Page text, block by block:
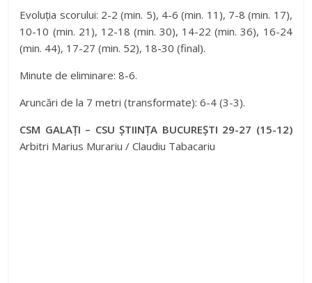
Evoluția scorului: 2-2 (min. 5), 4-6 (min. 11), 7-8 (min. 17),
10-10 (min. 21), 12-18 (min. 30), 14-22 (min. 36), 16-24
(min. 44), 17-27 (min. 52), 18-30 (final).
Minute de eliminare: 8-6.
Aruncări de la 7 metri (transformate): 6-4 (3-3).
CSM GALAȚI – CSU ȘTIINȚA BUCUREȘTI 29-27 (15-12)
Arbitri Marius Murariu / Claudiu Tabacariu